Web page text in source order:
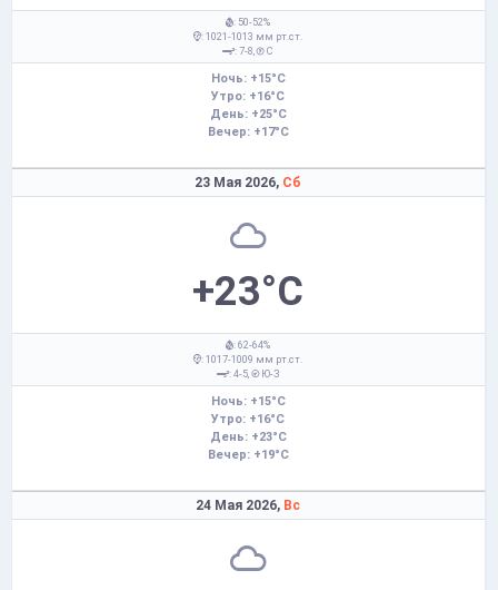
: 50-52%
: 1021-1013 мм рт.ст.
: 7-8,
С
Ночь: +15°C
Утро: +16°C
День: +25°C
Вечер: +17°C
23 Мая 2026, Сб
+23°C
: 62-64%
: 1017-1009 мм рт.ст.
: 4-5,
Ю-З
Ночь: +15°C
Утро: +16°C
День: +23°C
Вечер: +19°C
24 Мая 2026, Вс